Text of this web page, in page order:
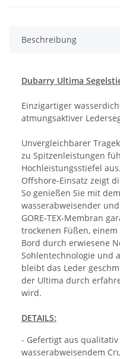
Beschreibung
Dubarry Ultima
Einzigartiger
atmungsaktiver
Unvergleichbarer
zu Spitzenleistungen
Hochleistungsstiefel
Offshore-Einsatz zeigt
So genießen Sie mit
wasserabweisender
GORE-TEX-Membran
trockenen Füßen,
Bord durch erwiesene
Sohlentechnologie und
bleibt das Leder
der Ultima durch
wird.
DETAILS:
- Gefertigt aus
wasserabweisendem